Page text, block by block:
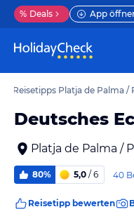
% Deals App
Reisetipps Platja de Palma /
Deutsches
Platja de Palma /
80% 5,0 / 6 40
Reisetipp bewerten